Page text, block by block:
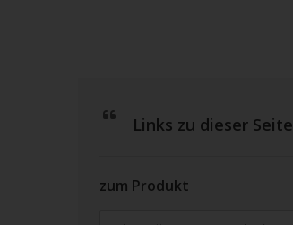
Links zu dieser Seite
zum Produkt